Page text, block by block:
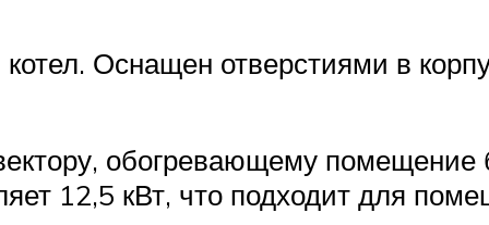
Оснащен отверстиями в
обогревающему помещение
12,5 кВт, что подходит для